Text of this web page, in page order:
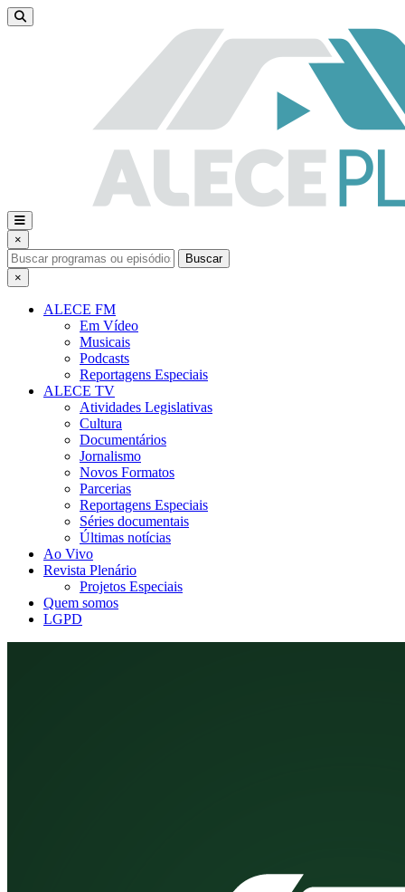
×
Buscar
×
ALECE FM
Em Vídeo
Musicais
Podcasts
Reportagens Especiais
ALECE TV
Atividades Legislativas
Cultura
Documentários
Jornalismo
Novos Formatos
Parcerias
Reportagens Especiais
Séries documentais
Últimas notícias
Ao Vivo
Revista Plenário
Projetos Especiais
Quem somos
LGPD